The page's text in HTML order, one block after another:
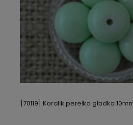
[70119] Koralik perełka gładka